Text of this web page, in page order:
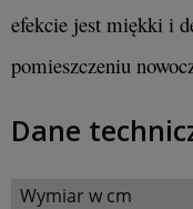
efekcie jest miękki i
pomieszczeniu
Dane
Wymiar w cm